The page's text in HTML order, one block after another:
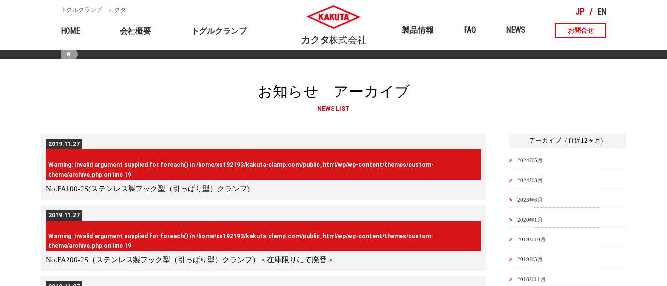
トグルクランプ カクタ
HOME 会社概要 トグルクランプ
カクタ株式会社
EN
JP
製品情報 FAQ NEWS お問合せ
お知らせ アーカイブ
NEWS LIST
2019.11.27
Warning: Invalid argument supplied for foreach() in /home/xs192193/kakuta-clamp.com/public_html/wp/wp-content/themes/custom-
theme/archive.php on line 19
No.FA100-2S(ステンレス製フック型（引っぱり型）クランプ)
2019.11.27
Warning: Invalid argument supplied for foreach() in /home/xs192193/kakuta-clamp.com/public_html/wp/wp-content/themes/custom-
theme/archive.php on line 19
No.FA200-2S（ステンレス製フック型（引っぱり型）クランプ）＜在庫限りにて廃番＞
アーカイブ（直近12ヶ月）
2024年5月
2024年3月
2023年6月
2020年1月
2019年10月
2019年5月
2018年11月